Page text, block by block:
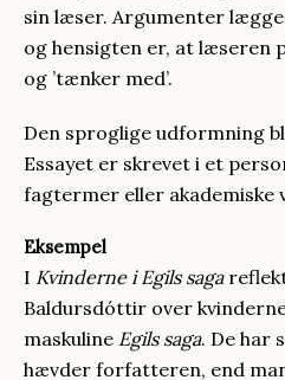
sin læser. Argumenter
og hensigten er, at læseren
og ’tænker med’.
Den sproglige udformning
Essayet er skrevet i et
fagtermer eller akademiske
Eksempel
I Kvinderne i Egils saga
Baldursdóttir over
maskuline Egils saga. De har
hævder forfatteren, end